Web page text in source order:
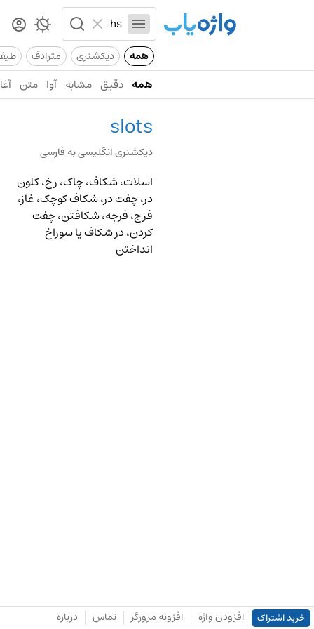
همه دیکشنری مترادف
همه دقیق مشابه آوا متن
slots
دیکشنری انگلیسی به فارسی
اسلات، شکاف، چاک، رخ، کلون
در، چفت در، شکاف کوچک، غاز،
فرج، فرجه، شکافتن، چفت
کردن، در شکاف یا سوراخ
انداختن
خرید اشتراک افزودن واژه افزونه مرورگر تماس درباره